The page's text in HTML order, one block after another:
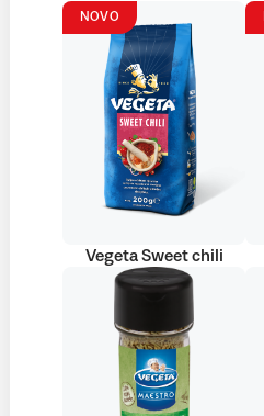
NOVO
Vegeta Sweet chili